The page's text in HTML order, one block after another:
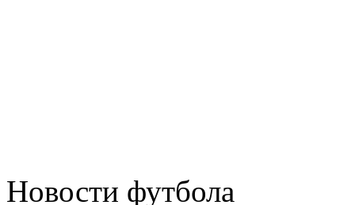
Новости футбола